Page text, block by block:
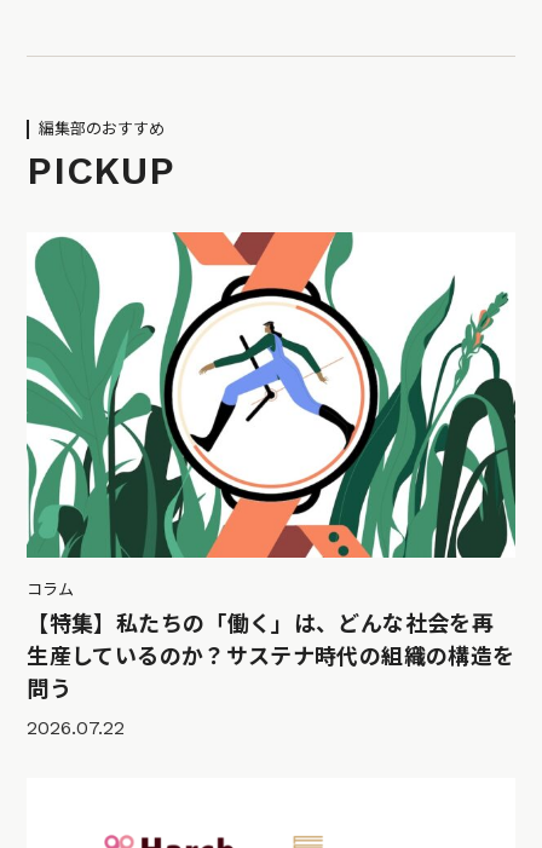
編集部のおすすめ
PICKUP
コラム
【特集】私たちの「働く」は、どんな社会を再
生産しているのか？サステナ時代の組織の構造を
問う
2026.07.22